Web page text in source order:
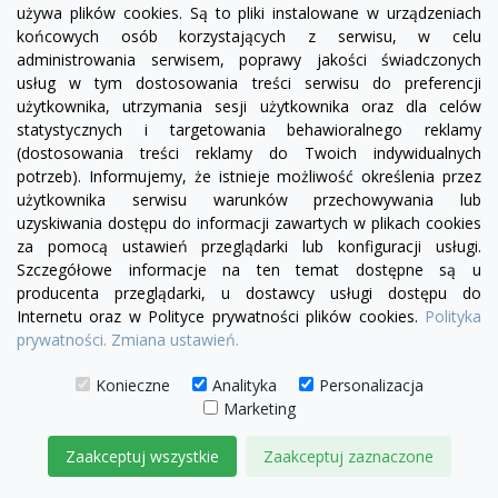
5 820,00 zł
DODAJ DO KOSZYKA
używa plików cookies. Są to pliki instalowane w urządzeniach
końcowych osób korzystających z serwisu, w celu
administrowania serwisem, poprawy jakości świadczonych
usług w tym dostosowania treści serwisu do preferencji
użytkownika, utrzymania sesji użytkownika oraz dla celów
statystycznych i targetowania behawioralnego reklamy
(dostosowania treści reklamy do Twoich indywidualnych
potrzeb). Informujemy, że istnieje możliwość określenia przez
użytkownika serwisu warunków przechowywania lub
uzyskiwania dostępu do informacji zawartych w plikach cookies
za pomocą ustawień przeglądarki lub konfiguracji usługi.
Szczegółowe informacje na ten temat dostępne są u
producenta przeglądarki, u dostawcy usługi dostępu do
Internetu oraz w Polityce prywatności plików cookies. Polityka
prywatności. Zmiana ustawień.
Konieczne Analityka
Personalizacja
Marketing
Zaakceptuj wszystkie Zaakceptuj zaznaczone